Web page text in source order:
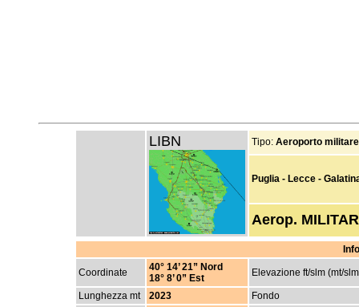
LIBN Tipo: Aeroporto militare
Puglia - Lecce -
Aerop.
Coordinate
40° 14’ 21” Nord
18° 8’ 0” Est
Elevazione ft/slm (mt/
Lunghezza mt 2023
Fondo